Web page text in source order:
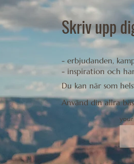
Skriv upp
- erbjudanden,
- inspiration och
Du kan när som
Använd din allra